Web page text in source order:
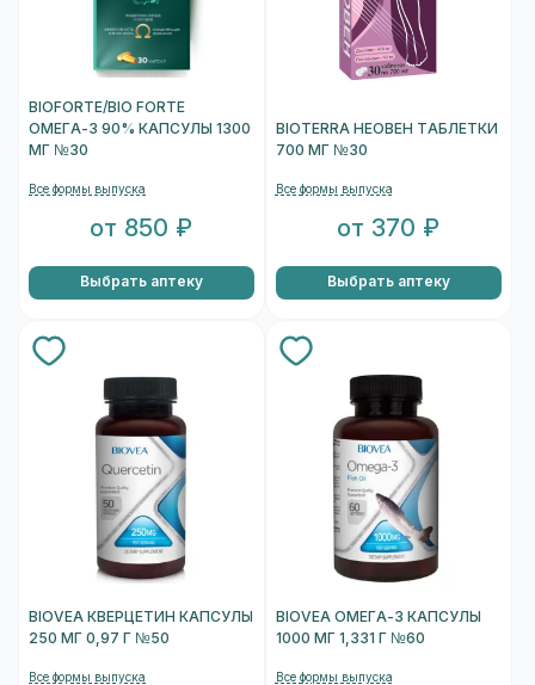
BIOFORTE/BIO FORTE
ОМЕГА-3 90% КАПСУЛЫ 1300
МГ №30
Все формы выпуска
от 850 ₽
Выбрать аптеку
BIOTERRA НЕОВЕН ТАБЛЕТКИ
700 МГ №30
Все формы выпуска
от 370 ₽
Выбрать аптеку
BIOVEA КВЕРЦЕТИН КАПСУЛЫ
250 МГ 0,97 Г №50
Все формы выпуска
BIOVEA ОМЕГА-3 КАПСУЛЫ
1000 МГ 1,331 Г №60
Все формы выпуска